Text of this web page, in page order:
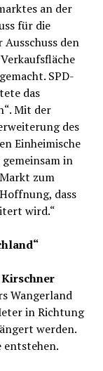
an der
für die
den
SPD-
das
Mit der
des
Einheimische
in
zum
dass
wird.“
Wangerland
in Richtung
werden.
entstehen.